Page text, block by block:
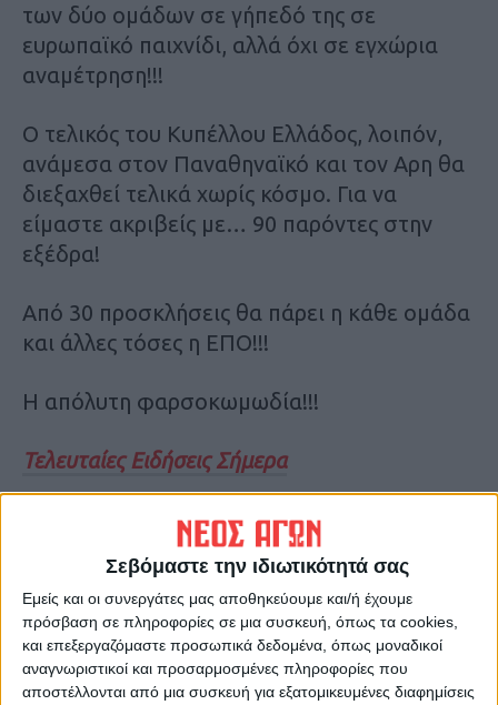
Σεβόμαστε την ιδιωτικότητά σας
Εμείς και οι συνεργάτες μας αποθηκεύουμε και/ή έχουμε
πρόσβαση σε πληροφορίες σε μια συσκευή, όπως τα cookies,
και επεξεργαζόμαστε προσωπικά δεδομένα, όπως μοναδικοί
αναγνωριστικοί και προσαρμοσμένες πληροφορίες που
αποστέλλονται από μια συσκευή για εξατομικευμένες διαφημίσεις
των δύο ομάδων σε γήπεδό της σε
ευρωπαϊκό παιχνίδι, αλλά όχι σε εγχώρια
αναμέτρηση!!!
Ο τελικός του Κυπέλλου Ελλάδος, λοιπόν,
ανάμεσα στον Παναθηναϊκό και τον Αρη θα
διεξαχθεί τελικά χωρίς κόσμο. Για να
είμαστε ακριβείς με… 90 παρόντες στην
εξέδρα!
Από 30 προσκλήσεις θα πάρει η κάθε ομάδα
και άλλες τόσες η ΕΠΟ!!!
Η απόλυτη φαρσοκωμωδία!!!
Τελευταίες Ειδήσεις Σήμερα
Ακολούθησε την εφημερίδα ΝΕΟΣ
ΑΓΩΝ στο Google News!
Όλες οι εξελίξεις στην περιοχή της
Καρδίτσας και ευρύτερα της Θεσσαλίας
ΠΡΟΗΓΟΥΜΕΝΟ ΑΡΘΡΟ ΕΠΟΜΕΝΟ ΑΡΘΡΟ